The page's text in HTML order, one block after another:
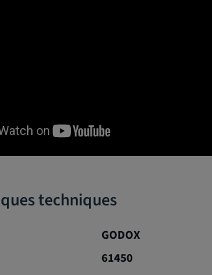
techniques
GODOX
61450